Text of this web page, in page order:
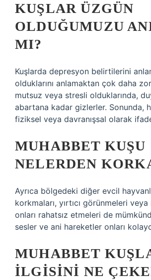
KUŞLAR ÜZGÜN
OLDUĞUMUZU
MI?
Kuşlarda depresyon belirtilerini
olduklarını anlamaktan çok daha
mutsuz veya stresli olduklarında,
abartana kadar gizlerler. Sonunda,
fiziksel veya davranışsal olarak
MUHABBET KUŞU
NELERDEN
Ayrıca bölgedeki diğer evcil
korkmaları, yırtıcı görünmeleri veya
onları rahatsız etmeleri de
sesler ve ani hareketler onları
MUHABBET
ILGISINI NE